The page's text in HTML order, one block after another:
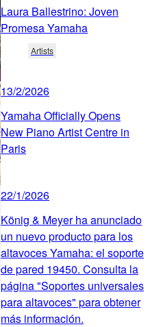
Laura Ballestrino: Joven
Promesa Yamaha
Artists
13/2/2026
Yamaha Officially Opens
New Piano Artist Centre in
Paris
22/1/2026
König & Meyer ha anunciado
un nuevo producto para los
altavoces Yamaha: el soporte
de pared 19450. Consulta la
página "Soportes universales
para altavoces" para obtener
más información.